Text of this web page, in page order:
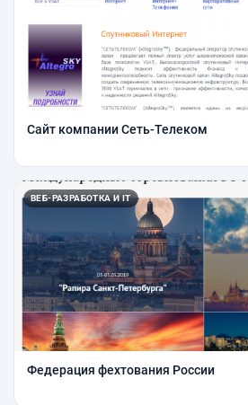
Сайт компании Сеть-Телеком
ВЕБ-РАЗРАБОТКА И IT
Федерация фехтования России